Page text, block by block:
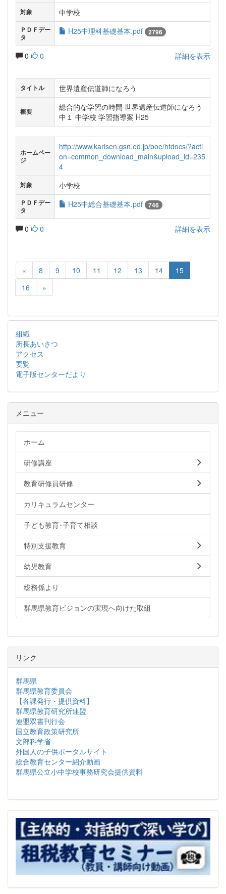
対象 中学校
ＰＤＦデー
タ
H25中理科基礎基本.pdf 2796
0 0 詳細を表示
タイトル 世界遺産伝道師になろう
概要
総合的な学習の時間 世界遺産伝道師になろう
中１ 中学校 学習指導案 H25
ホームペー
ジ
http://www.karisen.gsn.ed.jp/boe/htdocs/?acti
on=common_download_main&upload_id=235
4
対象 小学校
ＰＤＦデー
タ
H25中総合基礎基本.pdf 746
0 0 詳細を表示
« 8 9 10 11 12 13 14
15
16
»
組織
所長あいさつ
アクセス
要覧
電子版センターだより
メニュー
ホーム
研修講座
教育研修員研修
カリキュラムセンター
子ども教育･子育て相談
特別支援教育
幼児教育
総務係より
群馬県教育ビジョンの実現へ向けた取組
リンク
群馬県
群馬県教育委員会
【各課発行・提供資料】
群馬県教育研究所連盟
連盟双書刊行会
国立教育政策研究所
文部科学省
外国人の子供ポータルサイト
総合教育センター紹介動画
群馬県公立小中学校事務研究会提供資料